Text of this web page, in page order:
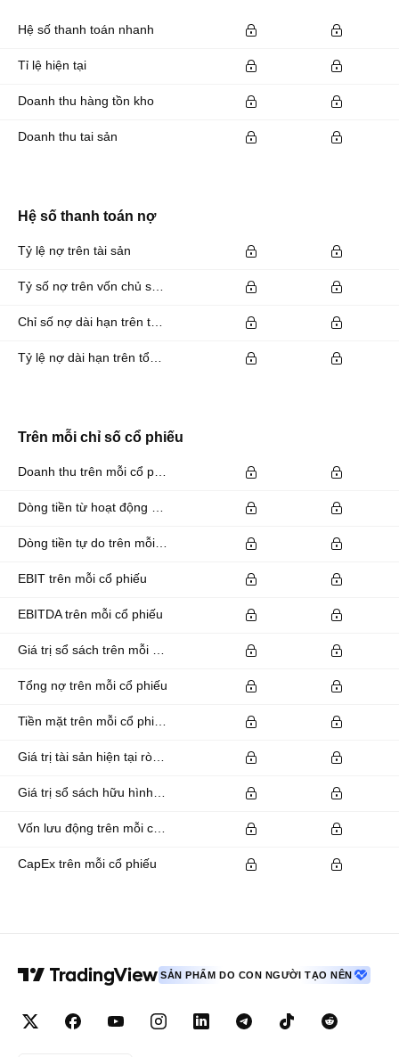
Hệ số thanh toán nhanh
Tỉ lệ hiện tại
Doanh thu hàng tồn kho
Doanh thu tai sản
Hệ số thanh toán nợ
Tỷ lệ nợ trên tài sản
Trên mỗi chỉ số cổ phiếu
EBIT trên mỗi cổ phiếu
EBITDA trên mỗi cổ phiếu
Tổng nợ trên mỗi cổ phiếu
CapEx trên mỗi cổ phiếu
SẢN PHẨM DO CON NGƯỜI TẠO NÊN